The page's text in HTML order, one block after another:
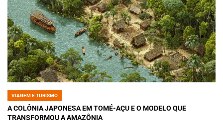
POSTED
IN
VIAGEM E TURISMO
A COLÔNIA JAPONESA EM TOMÉ-AÇU E O MODELO QUE
TRANSFORMOU A AMAZÔNIA